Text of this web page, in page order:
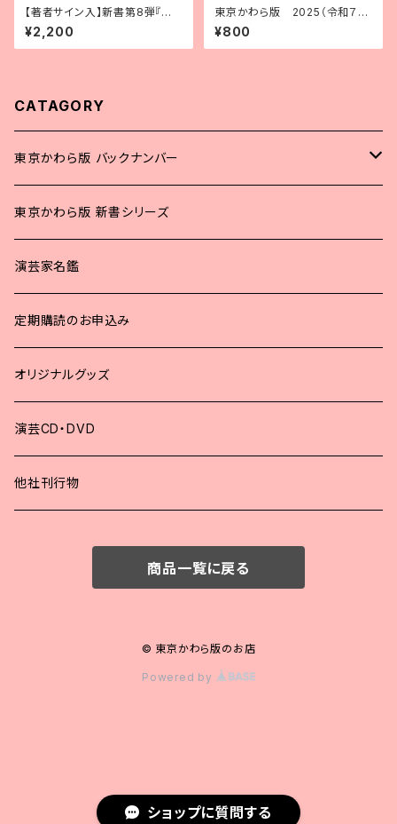
ショップに質問する
【著者サイン入】新書第8弾『若
手だった師匠たち』寺脇研・著
¥2,200
東京かわら版 2025（令和７）
年４月号 寄席演芸年鑑2025年
版 合併号
¥800
CATAGORY
東京かわら版 バックナンバー
2025年
2024年
2023年
2022年
2021年
2020年
東京かわら版 新書シリーズ
演芸家名鑑
定期購読のお申込み
オリジナルグッズ
演芸CD・DVD
他社刊行物
商品一覧に戻る
© 東京かわら版のお店
Powered by